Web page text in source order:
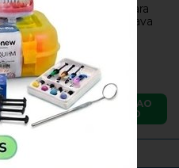
Estojo Inox Perfurado Para
Endodontia 72 Furos - Fava
R$ 218,71 R$ 192,30
-
+
ADICIONAR AO
CARRINHO